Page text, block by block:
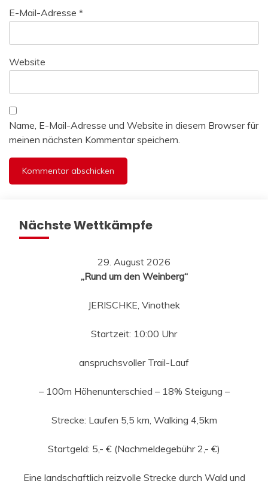
E-Mail-Adresse *
Website
Name, E-Mail-Adresse und Website in diesem Browser für
meinen nächsten Kommentar speichern.
Nächste Wettkämpfe
29. August 2026
„Rund um den Weinberg“
JERISCHKE, Vinothek
Startzeit: 10:00 Uhr
anspruchsvoller Trail-Lauf
– 100m Höhenunterschied – 18% Steigung –
Strecke: Laufen 5,5 km, Walking 4,5km
Startgeld: 5,- € (Nachmeldegebühr 2,- €)
Eine landschaftlich reizvolle Strecke durch Wald und